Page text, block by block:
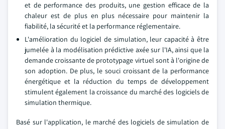
et de performance des produits, une gestion efficace de la
chaleur est de plus en plus nécessaire pour maintenir la
fiabilité, la sécurité et la performance réglementaire.
L'amélioration du logiciel de simulation, leur capacité à être
jumelée à la modélisation prédictive axée sur l'IA, ainsi que la
demande croissante de prototypage virtuel sont à l'origine de
son adoption. De plus, le souci croissant de la performance
énergétique et la réduction du temps de développement
stimulent également la croissance du marché des logiciels de
simulation thermique.
Basé sur l'application, le marché des logiciels de simulation de